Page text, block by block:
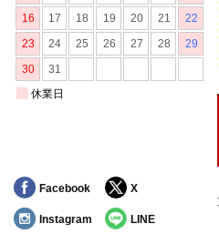
Facebook X
Instagram LINE